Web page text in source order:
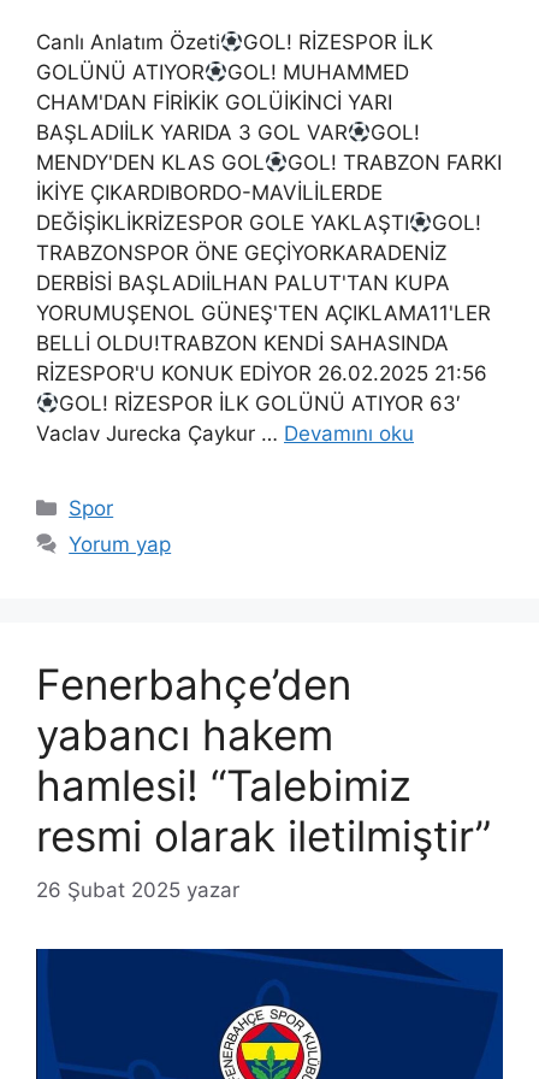
Canlı Anlatım Özeti
GOL! RİZESPOR İLK
GOLÜNÜ ATIYOR
GOL! MUHAMMED
CHAM'DAN FİRİKİK GOLÜİKİNCİ YARI
BAŞLADIİLK YARIDA 3 GOL VAR
GOL!
MENDY'DEN KLAS GOL
GOL! TRABZON FARKI
İKİYE ÇIKARDIBORDO-MAVİLİLERDE
DEĞİŞİKLİKRİZESPOR GOLE YAKLAŞTI
GOL!
TRABZONSPOR ÖNE GEÇİYORKARADENİZ
DERBİSİ BAŞLADIİLHAN PALUT'TAN KUPA
YORUMUŞENOL GÜNEŞ'TEN AÇIKLAMA11'LER
BELLİ OLDU!TRABZON KENDİ SAHASINDA
RİZESPOR'U KONUK EDİYOR 26.02.2025 21:56
GOL! RİZESPOR İLK GOLÜNÜ ATIYOR 63′
Vaclav Jurecka Çaykur … Devamını oku
Kategoriler
Spor
Yorum yap
Fenerbahçe’den
yabancı hakem
hamlesi! “Talebimiz
resmi olarak iletilmiştir”
26 Şubat 2025 yazar